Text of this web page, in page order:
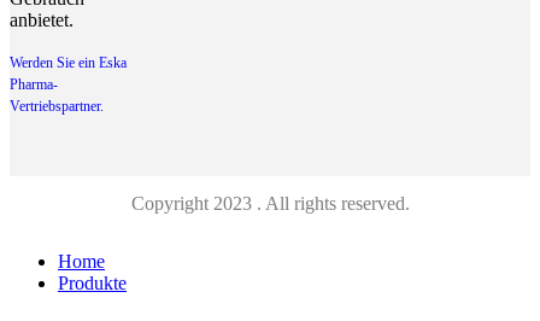
anbietet.
Werden Sie ein Eska
Pharma-
Vertriebspartner.
Copyright 2023 . All rights reserved.
Home
Produkte